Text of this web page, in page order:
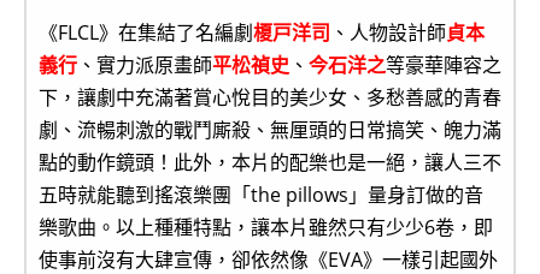
《FLCL》在集結了名編劇榎戸洋司 、人物設計師貞本
義行 、實力派原畫師平松禎史 、 今石洋之等豪華陣容之
下，讓劇中充滿著賞心悅目的美少女、多愁善感的青春
劇、流暢刺激的戰鬥廝殺、無厘頭的日常搞笑、魄力滿
點的動作鏡頭！此外，本片的配樂也是一絕，讓人三不
五時就能聽到搖滾樂團「the pillows」量身訂做的音
樂歌曲。以上種種特點，讓本片雖然只有少少6卷，即
使事前沒有大肆宣傳，卻依然像《EVA》一樣引起國外